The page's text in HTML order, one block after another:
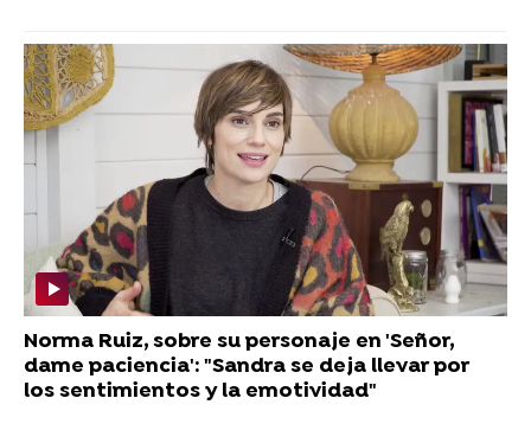
Norma Ruiz, sobre su personaje en 'Señor,
dame paciencia': "Sandra se deja llevar por
los sentimientos y la emotividad"